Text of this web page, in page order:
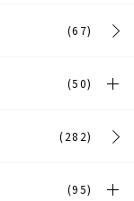
(67)
(50)
(282)
(95)